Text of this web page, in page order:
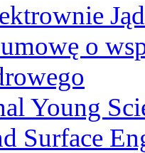
o
Young
Surface